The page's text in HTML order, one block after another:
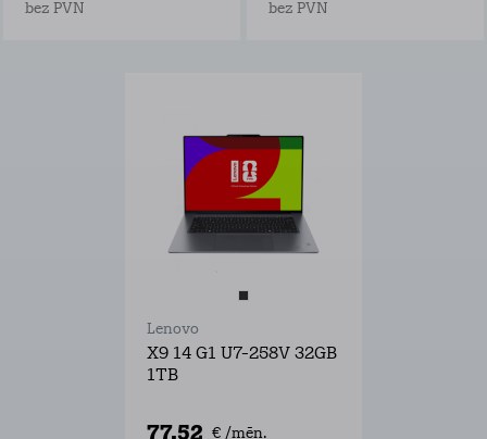
bez PVN bez PVN
Lenovo
X9 14 G1 U7-258V 32GB
1TB
77,52 € /mēn.